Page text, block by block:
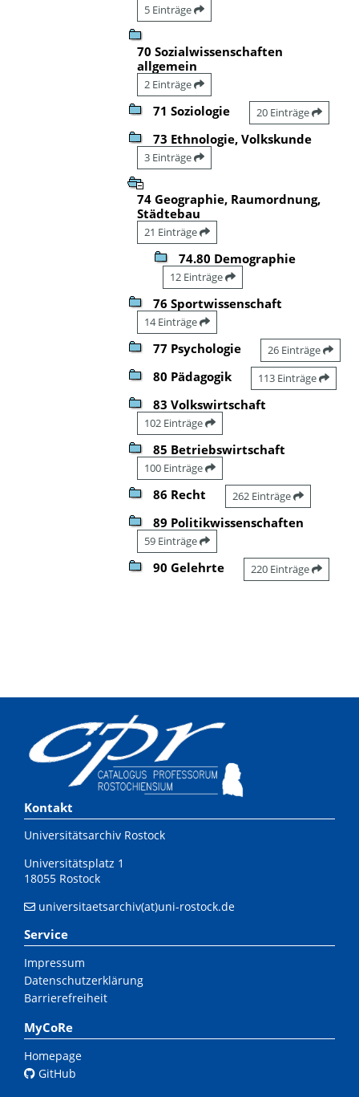
5 Einträge
70 Sozialwissenschaften
allgemein
2 Einträge
71 Soziologie 20 Einträge
73 Ethnologie, Volkskunde
3 Einträge
74 Geographie, Raumordnung,
Städtebau
21 Einträge
74.80 Demographie
12 Einträge
76 Sportwissenschaft
14 Einträge
77 Psychologie 26 Einträge
80 Pädagogik 113 Einträge
83 Volkswirtschaft
102 Einträge
85 Betriebswirtschaft
100 Einträge
86 Recht 262 Einträge
89 Politikwissenschaften
59 Einträge
90 Gelehrte 220 Einträge
Kontakt
Universitätsarchiv Rostock
Universitätsplatz 1
18055 Rostock
universitaetsarchiv(at)uni-rostock.de
Service
Impressum
Datenschutzerklärung
Barrierefreiheit
MyCoRe
Homepage
GitHub